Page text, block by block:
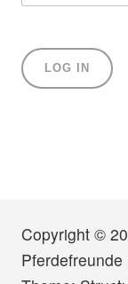
Copyright ©